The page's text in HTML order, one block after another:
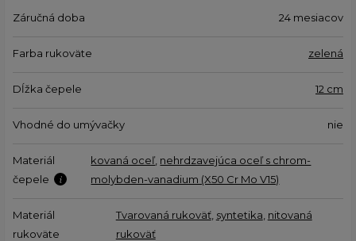
Záručná doba 24 mesiacov
Farba rukoväte zelená
Dĺžka čepele 12 cm
Vhodné do umývačky nie
Materiál
čepele
kovaná oceľ nehrdzavejúca oceľ s chrom-
molybden-vanadium (X50 Cr Mo V15)
Materiál
rukoväte
Tvarovaná rukoväť, syntetika nitovaná
rukoväť